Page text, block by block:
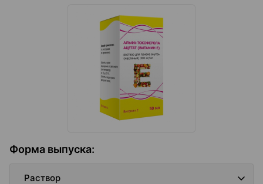
Форма выпуска:
Раствор